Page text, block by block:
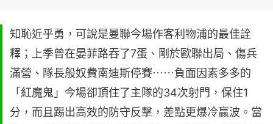
知恥近乎勇，可說是曼聯今場作客利物浦的最佳詮
釋；上季曾在晏菲路吞了7蛋、剛於歐聯出局、傷兵
滿營、隊長般奴費南迪斯停賽⋯⋯負面因素多多的
「紅魔鬼」今場卻頂住了主隊的34次射門，保住1
分，而且踢出高效的防守反擊，差點更爆冷贏波。當